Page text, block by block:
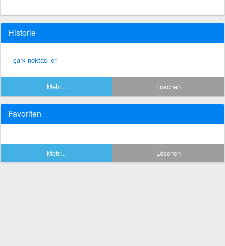
Historie
çark noktası eri
Mehr... Löschen
Favoriten
Mehr... Löschen